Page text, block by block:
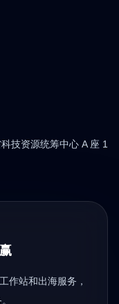
技资源统筹中心 A 座 1
作站和出海服务，